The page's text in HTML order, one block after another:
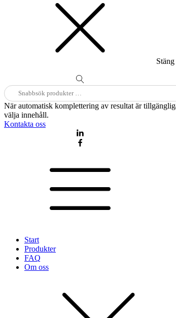
Sök
efter:
När automatisk komplettering av resultat är
välja innehåll.
Kontakta oss
Start
Produkter
FAQ
Om oss